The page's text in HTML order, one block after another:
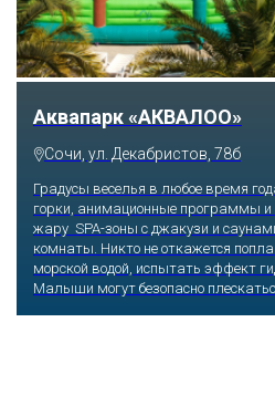
Аквапарк «АКВАЛОО»
Сочи, ул. Декабристов, 78б
Градусы веселья в любое время
горки, анимационные программы и
жару SPA-зоны с джакузи и
комнаты. Никто не откажется
морской водой, испытать эффект
Малыши могут безопасно